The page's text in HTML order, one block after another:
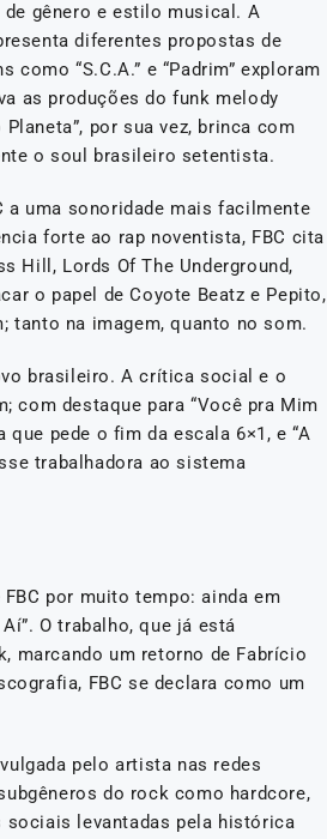
gênero e estilo musical. A
diferentes propostas de
“S.C.A.” e “Padrim” exploram
as produções do funk melody
por sua vez, brinca com
o soul brasileiro setentista.
a uma sonoridade mais facilmente
forte ao rap noventista, FBC cita
Hill, Lords Of The Underground,
o papel de Coyote Beatz e Pepito,
tanto na imagem, quanto no som.
brasileiro. A crítica social e o
com destaque para “Você pra Mim
pede o fim da escala 6×1, e “A
trabalhadora ao sistema
por muito tempo: ainda em
O trabalho, que já está
marcando um retorno de Fabrício
FBC se declara como um
pelo artista nas redes
do rock como hardcore,
sociais levantadas pela histórica